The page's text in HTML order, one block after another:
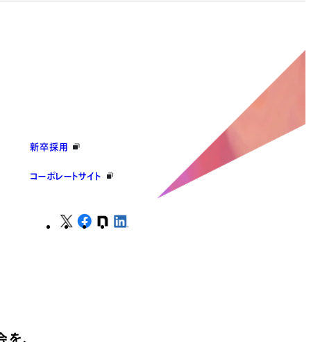
新卒採用
コーポレートサイト
、